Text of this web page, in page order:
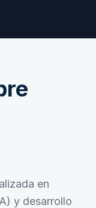
en
y desarrollo